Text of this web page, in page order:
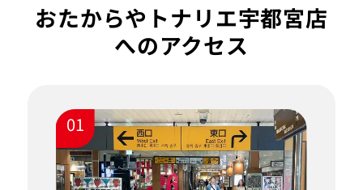
おたからやトナリエ宇都宮店
へのアクセス
01